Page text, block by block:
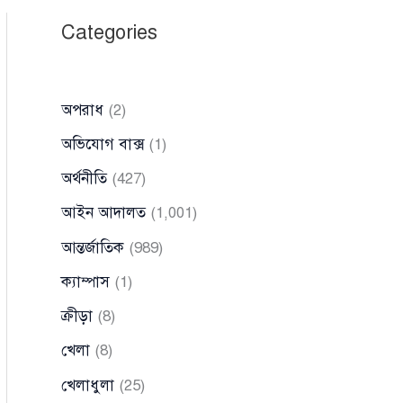
Categories
অপরাধ (2)
অভিযোগ বাক্স(1)
অর্থনীতি(427)
আইন আদালত(1,001)
আন্তর্জাতিক (989)
ক্যাম্পাস (1)
ক্রীড়া (8)
খেলা (8)
খেলাধুলা (25)